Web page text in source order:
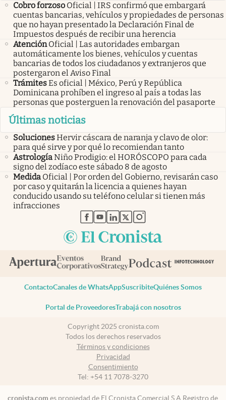
Cobro forzoso Oficial | IRS confirmó que embargará
cuentas bancarias, vehículos y propiedades de personas
que no hayan presentado la Declaración Final de
Impuestos después de recibir una herencia
Atención Oficial | Las autoridades embargan
automáticamente los bienes, vehículos y cuentas
bancarias de todos los ciudadanos y extranjeros que
postergaron el Aviso Final
TrámitesEs oficial | México, Perú y República
Dominicana prohíben el ingreso al país a todas las
personas que posterguen la renovación del pasaporte
Últimas noticias
SolucionesHervir cáscara de naranja y clavo de olor:
para qué sirve y por qué lo recomiendan tanto
AstrologíaNiño Prodigio: el HORÓSCOPO para cada
signo del zodíaco este sábado 8 de agosto
Medida Oficial | Por orden del Gobierno, revisarán caso
por caso y quitarán la licencia a quienes hayan
conducido usando su teléfono celular si tienen más
infracciones
abre en nueva pestaña
abre en nueva pestaña
abre en nueva pestaña
abre en nueva pestaña
abre en nueva pestaña
ContactoCanales de WhatsAppSuscribiteQuiénes Somos
Portal de ProveedoresTrabajá con nosotros
Copyright 2025 cronista.com
Todos los derechos reservados
Términos y condiciones
Privacidad
Consentimiento
Tel: +54 11 7078-3270
cronista.com es propiedad de El Cronista Comercial S.A Registro de